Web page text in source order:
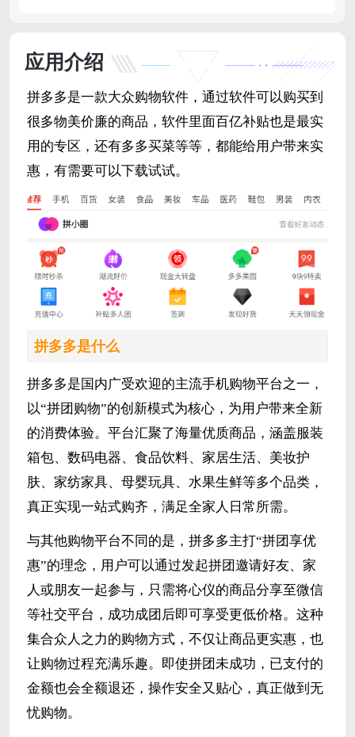
应用介绍
拼多多是一款大众购物软件，通过软件可以购买到
很多物美价廉的商品，软件里面百亿补贴也是最实
用的专区，还有多多买菜等等，都能给用户带来实
惠，有需要可以下载试试。
拼多多是什么
拼多多是国内广受欢迎的主流手机购物平台之一，
以“拼团购物”的创新模式为核心，为用户带来全新
的消费体验。平台汇聚了海量优质商品，涵盖服装
箱包、数码电器、食品饮料、家居生活、美妆护
肤、家纺家具、母婴玩具、水果生鲜等多个品类，
真正实现一站式购齐，满足全家人日常所需。
与其他购物平台不同的是，拼多多主打“拼团享优
惠”的理念，用户可以通过发起拼团邀请好友、家
人或朋友一起参与，只需将心仪的商品分享至微信
等社交平台，成功成团后即可享受更低价格。这种
集合众人之力的购物方式，不仅让商品更实惠，也
让购物过程充满乐趣。即使拼团未成功，已支付的
金额也会全额退还，操作安全又贴心，真正做到无
忧购物。